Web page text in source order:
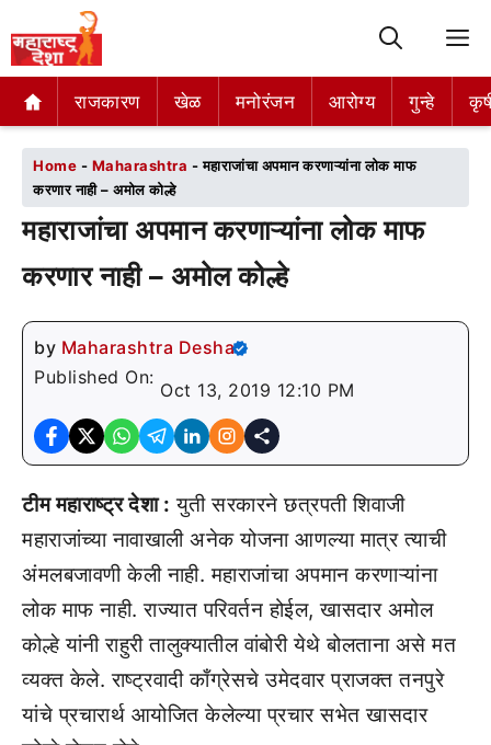
राजकारण खेळ मनोरंजन आरोग्य गुन्हे
राजकारण खेळ मनोरंजन आरोग्य गुन्हे
Home - Maharashtra -महाराजांचा अपमान करणाऱ्यांना लोक माफ
करणार नाही – अमोल कोल्हे
महाराजांचा अपमान करणाऱ्यांना लोक माफ
करणार नाही – अमोल कोल्हे
by Maharashtra Desha
Published On:
Oct 13, 2019 12:10 PM
टीम महाराष्ट्र देशा : युती सरकारने छत्रपती शिवाजी
महाराजांच्या नावाखाली अनेक योजना आणल्या मात्र त्याची
अंमलबजावणी केली नाही. महाराजांचा अपमान करणाऱ्यांना
लोक माफ नाही. राज्यात परिवर्तन होईल, खासदार अमोल
कोल्हे यांनी राहुरी तालुक्यातील वांबोरी येथे बोलताना असे मत
व्यक्त केले. राष्ट्रवादी काँग्रेसचे उमेदवार प्राजक्त तनपुरे
यांचे प्रचारार्थ आयोजित केलेल्या प्रचार सभेत खासदार